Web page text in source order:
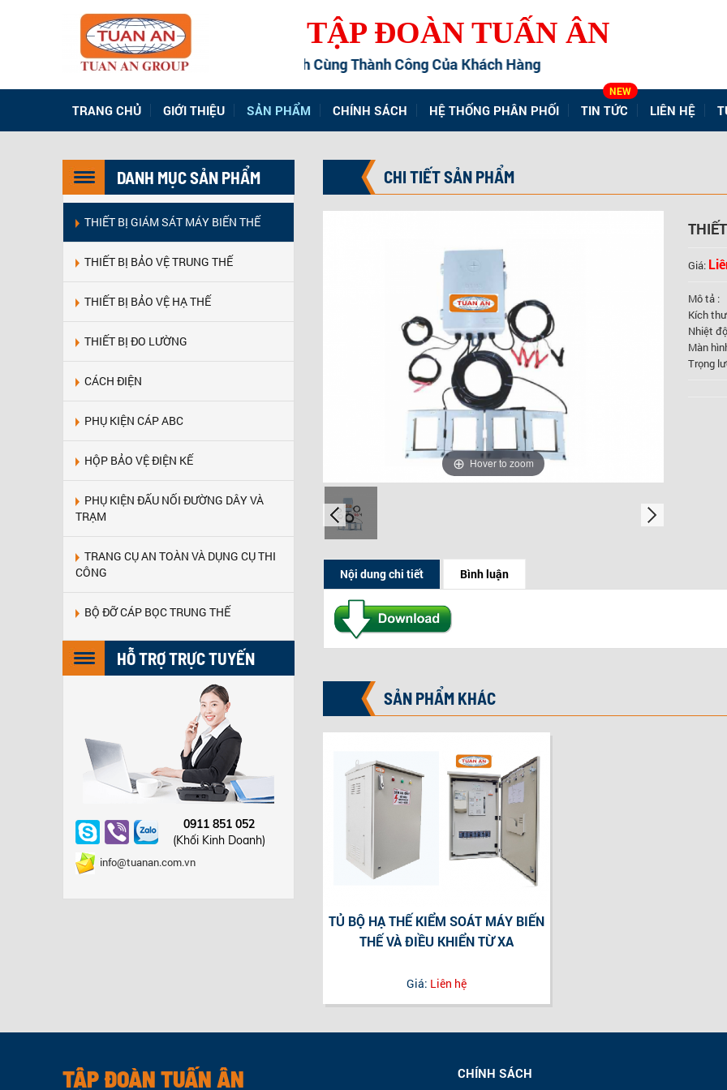
TẬP ĐOÀN TUẤN ÂN
Đồng Hành Cùng Thành Công Của Khách Hàng
TRANG CHỦ GIỚI THIỆU SẢN PHẨM CHÍNH SÁCH HỆ THỐNG PHÂN PHỐI TIN TỨC
NEW
LIÊN HỆ
DANH MỤC SẢN PHẨM
THIẾT BỊ GIÁM SÁT MÁY BIẾN THẾ
THIẾT BỊ BẢO VỆ TRUNG THẾ
THIẾT BỊ BẢO VỆ HẠ THẾ
THIẾT BỊ ĐO LƯỜNG
CÁCH ĐIỆN
PHỤ KIỆN CÁP ABC
HỘP BẢO VỆ ĐIỆN KẾ
PHỤ KIỆN ĐẤU NỐI ĐƯỜNG DÂY VÀ
TRẠM
TRANG CỤ AN TOÀN VÀ DỤNG CỤ THI
CÔNG
BỘ ĐỠ CÁP BỌC TRUNG THẾ
HỖ TRỢ TRỰC TUYẾN
0911 851 052
(Khối Kinh Doanh)
info@tuanan.com.vn
CHI TIẾT SẢN PHẨM
Hover to zoom
Giá:
Mô tả :
Kích
Nhiệt
Màn
Trọng
Nội dung chi tiết Bình luận
SẢN PHẨM KHÁC
TỦ BỘ HẠ THẾ KIỂM SOÁT MÁY BIẾN
THẾ VÀ ĐIỀU KHIỂN TỪ XA
Giá: Liên hệ
TẬP ĐOÀN TUẤN ÂN CHÍNH SÁCH